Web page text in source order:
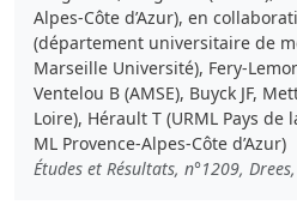
Alpes-Côte d’Azur), en
(département universitaire de
Marseille Université), Fery-
Ventelou B (AMSE), Buyck JF,
Loire), Hérault T (URML Pays de
ML Provence-Alpes-Côte d’Azur)
Études et Résultats, n°1209,